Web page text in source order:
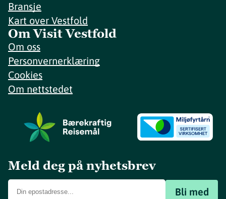
Bransje
Kart over Vestfold
Om Visit Vestfold
Om oss
Personvernerklæring
Cookies
Om nettstedet
Meld deg på nyhetsbrev
Bli med